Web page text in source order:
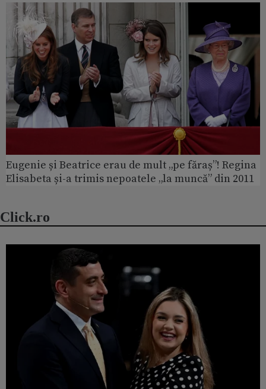
Eugenie și Beatrice erau de mult „pe făraș”! Regina
Elisabeta și-a trimis nepoatele „la muncă” din 2011
Click.ro